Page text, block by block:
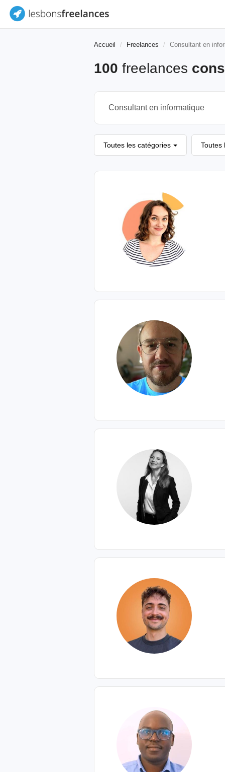
Accueil Freelances Consultant en
100 freelances
Toutes les catégories Toutes